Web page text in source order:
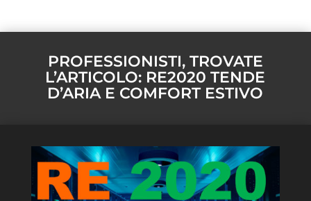
PROFESSIONISTI, TROVATE
L’ARTICOLO: RE2020 TENDE
D’ARIA E COMFORT ESTIVO